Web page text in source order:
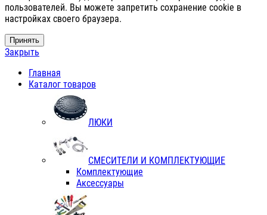
пользователей. Вы можете запретить сохранение cookie в
настройках своего браузера.
Принять
Закрыть
Главная
Каталог товаров
ЛЮКИ
СМЕСИТЕЛИ И КОМПЛЕКТУЮЩИЕ
Комплектующие
Аксессуары